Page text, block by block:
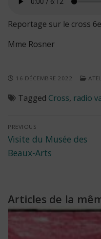
Reportage sur le cross
Mme Rosner
16 DÉCEMBRE 2022
Tagged Cross, radio
Navigation
de
PREVIOUS
Previous
post:
Visite du Musée des
Beaux-Arts
Articles de la